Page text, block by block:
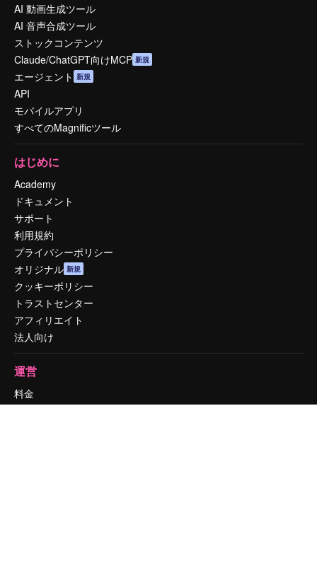
AI 動画生成ツール
AI 音声合成ツール
ストックコンテンツ
Claude/ChatGPT向けMCP 新規
エージェント 新規
API
モバイルアプリ
すべてのMagnificツール
はじめに
Academy
ドキュメント
サポート
利用規約
プライバシーポリシー
オリジナル 新規
クッキーポリシー
トラストセンター
アフィリエイト
法人向け
運営
料金